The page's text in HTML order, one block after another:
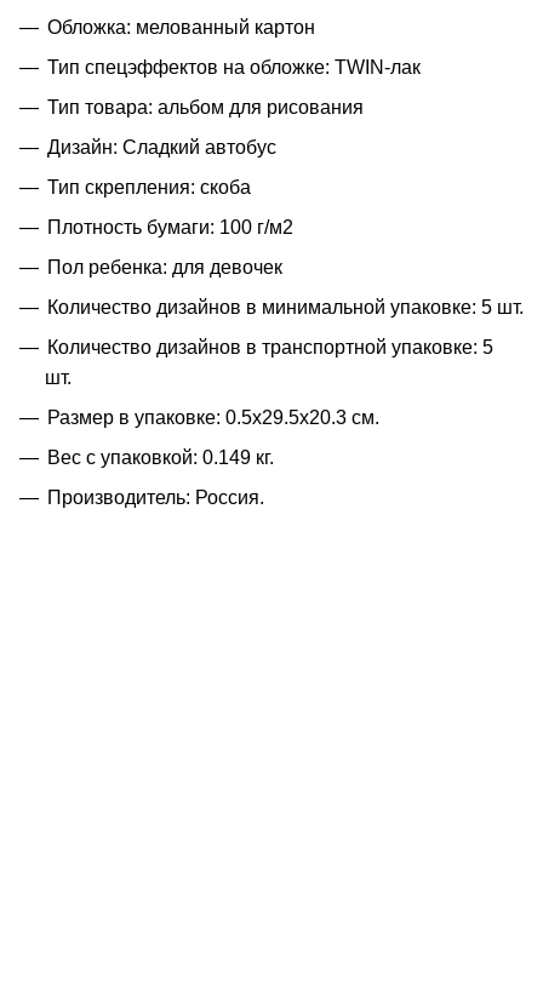
Обложка: мелованный картон
Тип спецэффектов на обложке: TWIN-лак
Тип товара: альбом для рисования
Дизайн: Сладкий автобус
Тип скрепления: скоба
Плотность бумаги: 100 г/м2
Пол ребенка: для девочек
Количество дизайнов в минимальной упаковке: 5 шт.
Количество дизайнов в транспортной упаковке: 5
шт.
Размер в упаковке: 0.5x29.5x20.3 см.
Вес с упаковкой: 0.149 кг.
Производитель: Россия.